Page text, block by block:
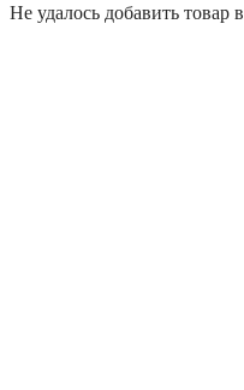
Не удалось добавить товар